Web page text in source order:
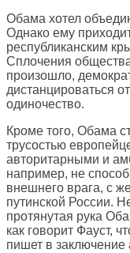
Обама хотел
Однако ему
республиканским
Сплочения
произошло,
дистанцироваться
одиночество.
Кроме того, Обама
трусостью
авторитарными и
например, не
внешнего врага, с
путинской России.
протянутая рука
как говорит Фауст,
пишет в заключение